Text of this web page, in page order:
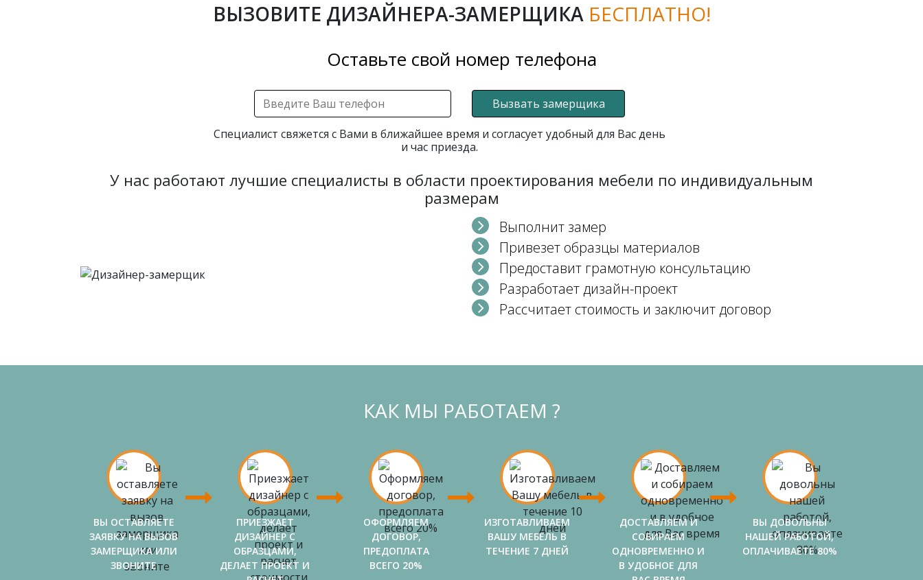
ВЫЗОВИТЕ ДИЗАЙНЕРА-ЗАМЕРЩИКА БЕСПЛАТНО!
Оставьте свой номер телефона
Вызвать замерщика
Специалист свяжется с Вами в ближайшее время и согласует удобный для Вас день
и час приезда.
У нас работают лучшие специалисты в области проектирования мебели по индивидуальным
размерам
Выполнит замер
Привезет образцы материалов
Предоставит грамотную консультацию
Разработает дизайн-проект
Рассчитает стоимость и заключит договор
КАК МЫ РАБОТАЕМ ?
ВЫ ОСТАВЛЯЕТЕ
ЗАЯВКУ НА ВЫЗОВ
ЗАМЕРЩИКА ИЛИ
ЗВОНИТЕ
ПРИЕЗЖАЕТ
ДИЗАЙНЕР С
ОБРАЗЦАМИ,
ДЕЛАЕТ ПРОЕКТ И
ОФОРМЛЯЕМ
ДОГОВОР,
ПРЕДОПЛАТА
ВСЕГО 20%
ИЗГОТАВЛИВАЕМ
ВАШУ МЕБЕЛЬ В
ТЕЧЕНИЕ 7 ДНЕЙ
ДОСТАВЛЯЕМ И
СОБИРАЕМ
ОДНОВРЕМЕННО И
В УДОБНОЕ ДЛЯ
ВЫ ДОВОЛЬНЫ
НАШЕЙ РАБОТОЙ,
ОПЛАЧИВАЕТЕ 80%